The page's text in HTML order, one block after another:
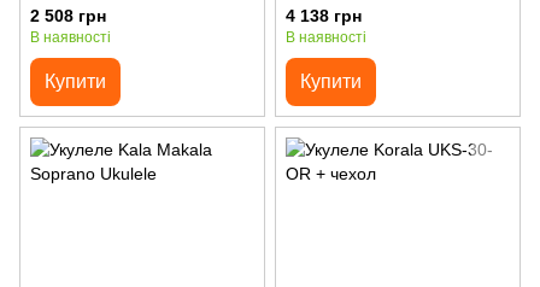
(арт.231432)
2 508 грн
В наявності
Купити
4 138 грн
В наявності
Купити